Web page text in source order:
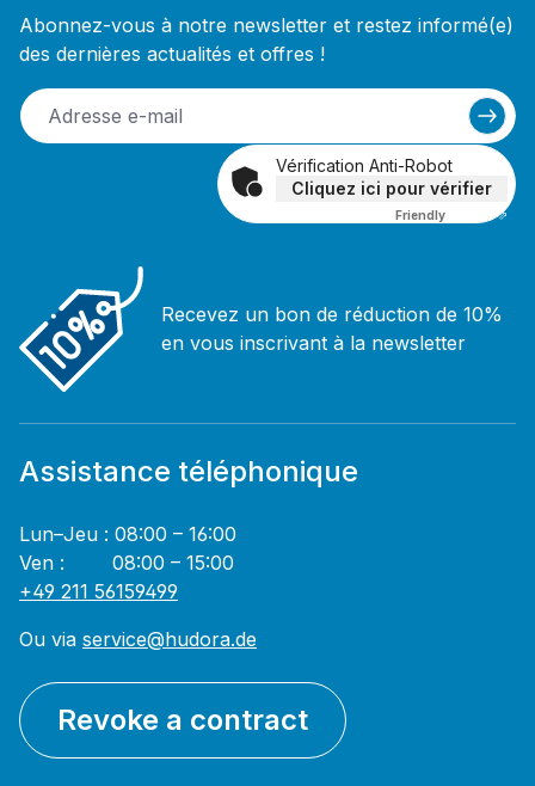
Abonnez-vous à notre newsletter et restez informé(e)
des dernières actualités et offres !
Vérification Anti-Robot
Cliquez ici pour vérifier
Friendly Captcha ⇗
Recevez un bon de réduction de 10%
en vous inscrivant à la newsletter
Assistance téléphonique
Lun–Jeu : 08:00 – 16:00
Ven : 08:00 – 15:00
+49 211 56159499
Ou via service@hudora.de
Revoke a contract